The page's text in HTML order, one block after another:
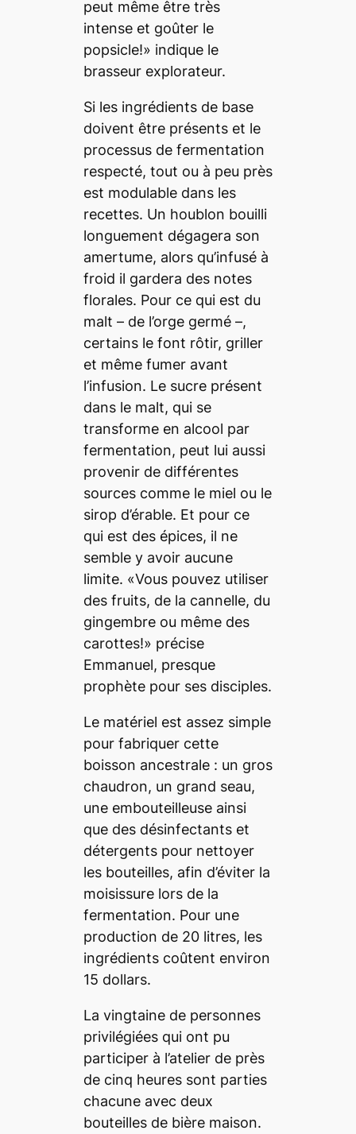
peut même être très
intense et goûter le
popsicle!» indique le
brasseur explorateur.
Si les ingrédients de base
doivent être présents et le
processus de fermentation
respecté, tout ou à peu près
est modulable dans les
recettes. Un houblon bouilli
longuement dégagera son
amertume, alors qu’infusé à
froid il gardera des notes
florales. Pour ce qui est du
malt – de l’orge germé –,
certains le font rôtir, griller
et même fumer avant
l’infusion. Le sucre présent
dans le malt, qui se
transforme en alcool par
fermentation, peut lui aussi
provenir de différentes
sources comme le miel ou le
sirop d’érable. Et pour ce
qui est des épices, il ne
semble y avoir aucune
limite. «Vous pouvez utiliser
des fruits, de la cannelle, du
gingembre ou même des
carottes!» précise
Emmanuel, presque
prophète pour ses disciples.
Le matériel est assez simple
pour fabriquer cette
boisson ancestrale : un gros
chaudron, un grand seau,
une embouteilleuse ainsi
que des désinfectants et
détergents pour nettoyer
les bouteilles, afin d’éviter la
moisissure lors de la
fermentation. Pour une
production de 20 litres, les
ingrédients coûtent environ
15 dollars.
La vingtaine de personnes
privilégiées qui ont pu
participer à l’atelier de près
de cinq heures sont parties
chacune avec deux
bouteilles de bière maison.